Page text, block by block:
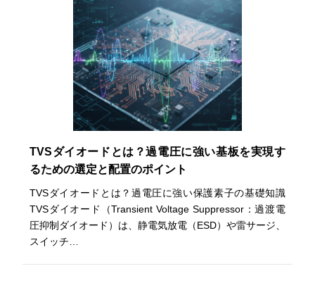
TVSダイオードとは？過電圧に強い基板を実現す
るための選定と配置のポイント
TVSダイオードとは？過電圧に強い保護素子の基礎知識
TVSダイオード（Transient Voltage Suppressor：過渡電
圧抑制ダイオード）は、静電気放電（ESD）や雷サージ、
スイッチ…